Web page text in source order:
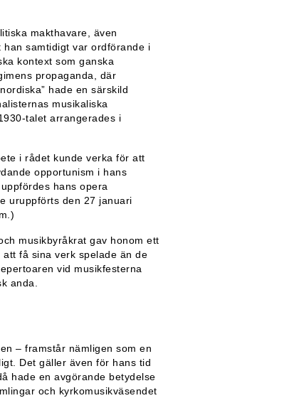
makthavare, även
han samtidigt var ordförande i
kontext som ganska
propaganda, där
hade en särskild
musikaliska
talet arrangerades i
i rådet kunde verka för att
opportunism i hans
hans opera
uruppförts den 27 januari
musikbyråkrat gav honom ett
få sina verk spelade än de
vid musikfesterna
anda.
– framstår nämligen som en
Det gäller även för hans tid
hade en avgörande betydelse
och kyrkomusikväsendet